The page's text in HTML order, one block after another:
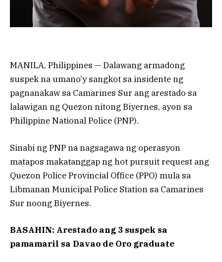
MANILA, Philippines — Dalawang armadong
suspek na umano’y sangkot sa insidente ng
pagnanakaw sa Camarines Sur ang arestado sa
lalawigan ng Quezon nitong Biyernes, ayon sa
Philippine National Police (PNP).
Sinabi ng PNP na nagsagawa ng operasyon
matapos makatanggap ng hot pursuit request ang
Quezon Police Provincial Office (PPO) mula sa
Libmanan Municipal Police Station sa Camarines
Sur noong Biyernes.
BASAHIN: Arestado ang 3 suspek sa
pamamaril sa Davao de Oro graduate